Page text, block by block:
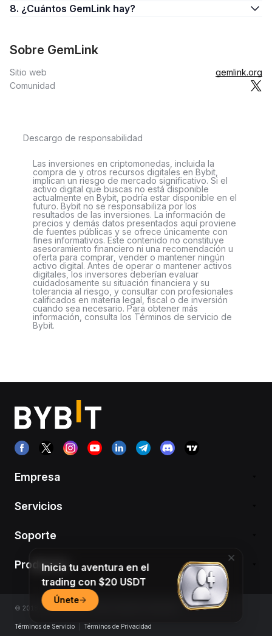
8. ¿Cuántos GemLink hay?
Sobre GemLink
Sitio web
gemlink.org
Comunidad
Descargo de responsabilidad
Las inversiones en criptomonedas, incluida la
compra de y otros recursos digitales en Bybit,
implican un riesgo de mercado significativo. Si el
activo digital que buscas no está disponible
actualmente en Bybit, podría estar disponible en el
futuro. Bybit no se responsabiliza por los
resultados de las inversiones. La información de
precios y demás datos presentados aquí proviene
de fuentes públicas y se ofrece únicamente con
fines informativos. Este contenido no constituye
asesoramiento financiero ni una recomendación u
oferta para comprar, vender o mantener ningún
activo digital. Antes de operar o mantener activos
digitales, los inversores deberían evaluar
cuidadosamente su situación financiera y su
tolerancia al riesgo, y consultar con profesionales
calificados en materia legal, fiscal o de inversión
cuando sea necesario. Para obtener más
información, consulta los Términos de servicio de
Bybit.
Empresa
Servicios
Soporte
Productos
© 2018-2026 Bybit.com. Todos los derechos reservados.
Términos de Servicio Términos de Privacidad
Inicia tu aventura en el
trading con $20 USDT
Únete